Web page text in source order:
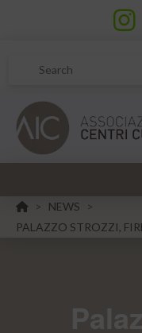
Search
HOME
> NEWS
>
PALAZZO STROZZI,